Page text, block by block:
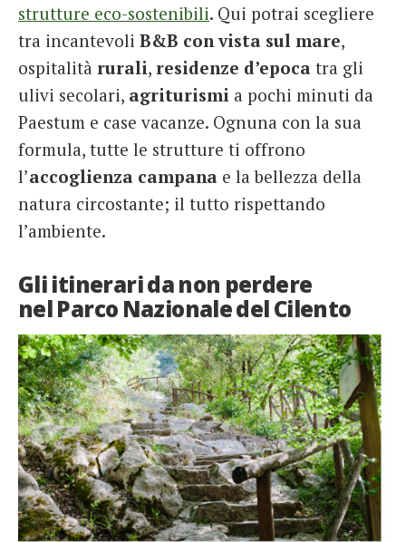
strutture eco-sostenibili. Qui potrai scegliere
tra incantevoli B&B con vista sul mare,
ospitalità rurali, residenze d’epoca tra gli
ulivi secolari, agriturismi a pochi minuti da
Paestum e case vacanze. Ognuna con la sua
formula, tutte le strutture ti offrono
l’accoglienza campana e la bellezza della
natura circostante; il tutto rispettando
l’ambiente.
Gli itinerari da non perdere
nel Parco Nazionale del Cilento